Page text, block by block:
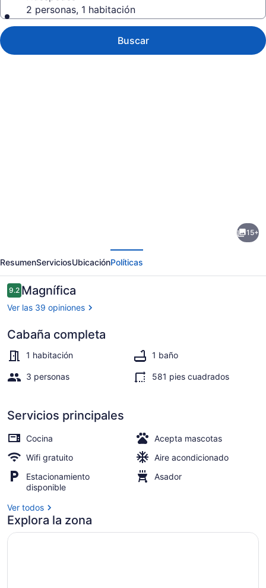
2 personas, 1 habitación
Buscar
Woods
-
Cabin
Tucked
the
Woods
15+
ResumenServiciosUbicaciónPolíticas
Opiniones
9.29.2 de 10,
Magnífica
Ver las 39 opiniones
Cabaña completa
1 habitación 1 baño
3 personas 581 pies cuadrados
Servicios principales
Cocina
Acepta mascotas
Wifi gratuito
Aire acondicionado
Estacionamiento
disponible
Asador
Ver todos
Explora la zona